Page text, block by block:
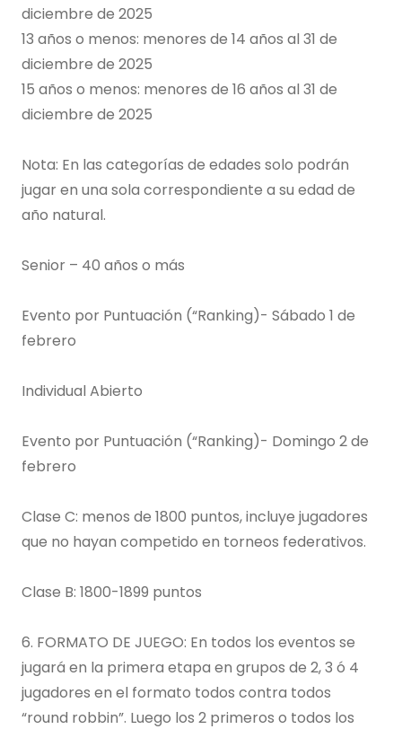
diciembre de 2025
13 años o menos: menores de 14 años al 31 de
diciembre de 2025
15 años o menos: menores de 16 años al 31 de
diciembre de 2025
Nota: En las categorías de edades solo podrán
jugar en una sola correspondiente a su edad de
año natural.
Senior – 40 años o más
Evento por Puntuación (“Ranking)- Sábado 1 de
febrero
Individual Abierto
Evento por Puntuación (“Ranking)- Domingo 2 de
febrero
Clase C: menos de 1800 puntos, incluye jugadores
que no hayan competido en torneos federativos.
Clase B: 1800-1899 puntos
6. FORMATO DE JUEGO: En todos los eventos se
jugará en la primera etapa en grupos de 2, 3 ó 4
jugadores en el formato todos contra todos
“round robbin”. Luego los 2 primeros o todos los